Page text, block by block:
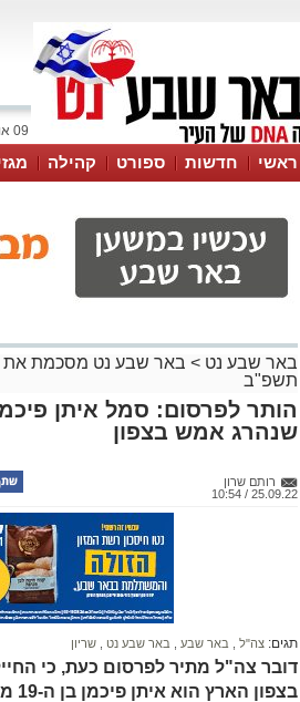
09 אוגוסט 2026 / 15:38
ראשי חדשות ספורט קהילה
באר שבע נט > באר שבע נט מסכמת
תשפ"ב
הותר לפרסום: סמל איתן
שנהרג אמש בצפון
רותם שרון
25.09.22 / 10:54
תגים: צה"ל באר שבע באר שבע נט שריון
דובר צה"ל מתיר לפרסום כעת, כי